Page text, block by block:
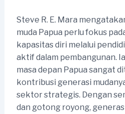
Steve R. E. Mara
muda Papua perlu fokus
kapasitas diri melalui
aktif dalam pembangunan.
masa depan Papua sangat
kontribusi generasi
sektor strategis. Dengan
dan gotong royong,